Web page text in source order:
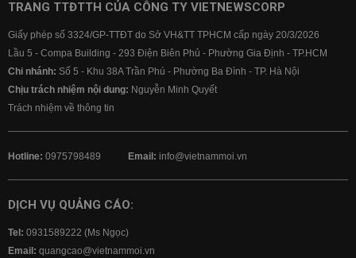
TRANG TTĐTTH CỦA CÔNG TY VIETNEWSCORP
Giấy phép số 3324/GP-TTĐT do Sở VH&TT TPHCM cấp ngày 20/3/2026
Lầu 5 - Compa Building - 293 Điện Biên Phủ - Phường Gia Định - TP.HCM
Chi nhánh: Số 5 - Khu 38A Trần Phú - Phường Ba Đình - TP. Hà Nội
Chịu trách nhiệm nội dung: Nguyễn Minh Quyết
Trách nhiệm về thông tin
Hotline: 0975798489 Email: info@vietnammoi.vn
DỊCH VỤ QUẢNG CÁO:
Tel: 0931589222 (Ms Ngọc)
Email: quangcao@vietnammoi.vn